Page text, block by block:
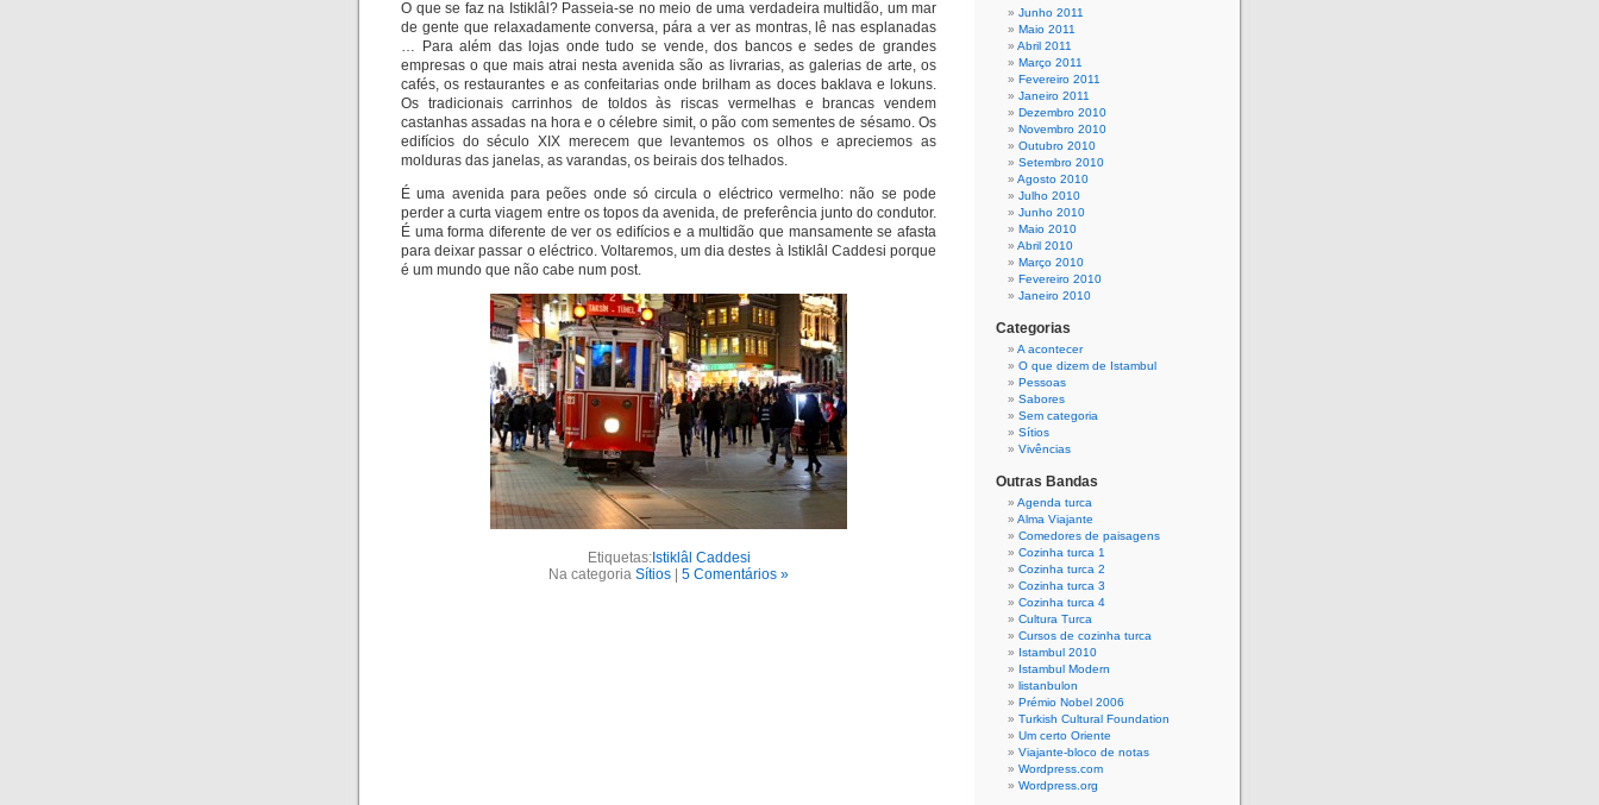
O que se faz na Istiklâl? Passeia-se no meio de uma verdadeira multidão, um mar
de gente que relaxadamente conversa, pára a ver as montras, lê nas esplanadas
… Para além das lojas onde tudo se vende, dos bancos e sedes de grandes
empresas o que mais atrai nesta avenida são as livrarias, as galerias de arte, os
cafés, os restaurantes e as confeitarias onde brilham as doces baklava e lokuns.
Os tradicionais carrinhos de toldos às riscas vermelhas e brancas vendem
castanhas assadas na hora e o célebre simit, o pão com sementes de sésamo. Os
edifícios do século XIX merecem que levantemos os olhos e apreciemos as
molduras das janelas, as varandas, os beirais dos telhados.
É uma avenida para peões onde só circula o eléctrico vermelho: não se pode
perder a curta viagem entre os topos da avenida, de preferência junto do condutor.
É uma forma diferente de ver os edifícios e a multidão que mansamente se afasta
para deixar passar o eléctrico. Voltaremos, um dia destes à Istiklâl Caddesi porque
é um mundo que não cabe num post.
Etiquetas:Istiklâl Caddesi
Na categoria Sítios 5 Comentários »
Junho 2011
Maio 2011
Abril 2011
Março 2011
Fevereiro 2011
Janeiro 2011
Dezembro 2010
Novembro 2010
Outubro 2010
Setembro 2010
Agosto 2010
Julho 2010
Junho 2010
Maio 2010
Abril 2010
Março 2010
Fevereiro 2010
Janeiro 2010
Categorias
A acontecer
O que dizem de Istambul
Pessoas
Sabores
Sem categoria
Sítios
Vivências
Outras Bandas
Agenda turca
Alma Viajante
Comedores de paisagens
Cozinha turca 1
Cozinha turca 2
Cozinha turca 3
Cozinha turca 4
Cultura Turca
Cursos de cozinha turca
Istambul 2010
Istambul Modern
listanbulon
Prémio Nobel 2006
Turkish Cultural Foundation
Um certo Oriente
Viajante-bloco de notas
Wordpress.com
Wordpress.org